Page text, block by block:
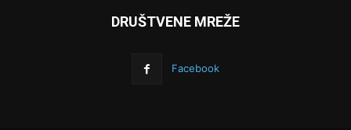
DRUŠTVENE MREŽE
Facebook